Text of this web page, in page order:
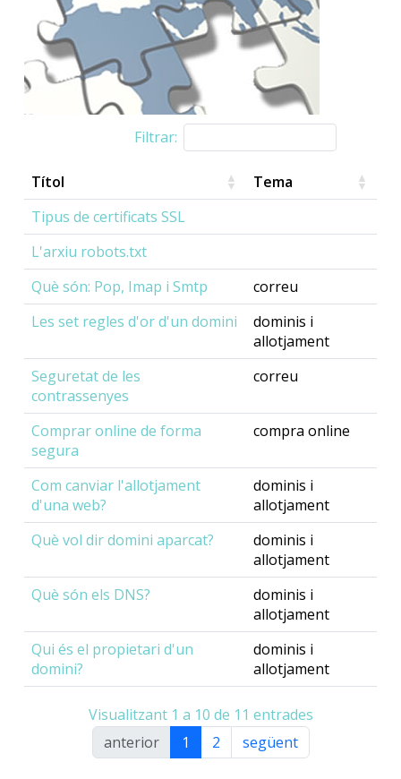
Filtrar:
Títol
Tema
Tipus de certificats SSL
L'arxiu robots.txt
Què són: Pop, Imap i Smtp
correu
Les set regles d'or d'un domini
dominis i
allotjament
Seguretat de les
contrassenyes
correu
Comprar online de forma
segura
compra online
Com canviar l'allotjament
d'una web?
dominis i
allotjament
Què vol dir domini aparcat?
dominis i
allotjament
Què són els DNS?
dominis i
allotjament
Qui és el propietari d'un
domini?
dominis i
allotjament
Visualitzant 1 a 10 de 11 entrades
anterior
1 2 següent